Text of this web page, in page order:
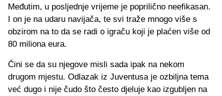
Međutim, u posljednje vrijeme je poprilično neefikasan.
I on je na udaru navijača, te svi traže mnogo više s
obzirom na to da se radi o igraču koji je plaćen više od
80 miliona eura.
Čini se da su njegove misli sada ipak na nekom
drugom mjestu. Odlazak iz Juventusa je ozbiljna tema
već dugo i nije čudo što često djeluje kao izgubljen na